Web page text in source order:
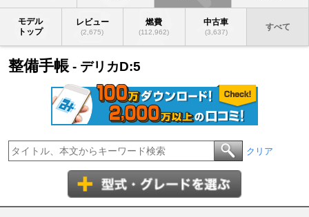
モデル
トップ
レビュー
(2,675)
燃費
(112,962)
中古車
(3,637)
すべて
整備手帳 - デリカD:5
クリア